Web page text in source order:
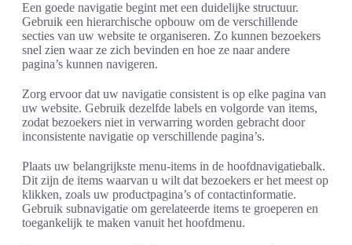
Een goede navigatie begint met een duidelijke structuur.
Gebruik een hierarchische opbouw om de verschillende
secties van uw website te organiseren. Zo kunnen bezoekers
snel zien waar ze zich bevinden en hoe ze naar andere
pagina’s kunnen navigeren.
Zorg ervoor dat uw navigatie consistent is op elke pagina van
uw website. Gebruik dezelfde labels en volgorde van items,
zodat bezoekers niet in verwarring worden gebracht door
inconsistente navigatie op verschillende pagina’s.
Plaats uw belangrijkste menu-items in de hoofdnavigatiebalk.
Dit zijn de items waarvan u wilt dat bezoekers er het meest op
klikken, zoals uw productpagina’s of contactinformatie.
Gebruik subnavigatie om gerelateerde items te groeperen en
toegankelijk te maken vanuit het hoofdmenu.